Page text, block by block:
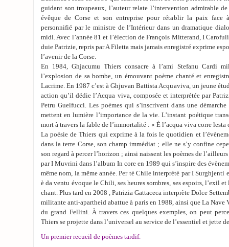
guidant son troupeaux, l’auteur relate l’intervention admirable
évêque de Corse et son entreprise pour rétablir la paix face
personnifié par le ministre de l’Intérieur dans un dramatique
midi. Avec l’année 81 et l’élection de François Mitterand, I
duie Patrizie, repris par A Filetta mais jamais enregistré exprime
l’avenir de la Corse.
En 1984, Ghjacumu Thiers consacre à l’ami Stefanu Cardi
l’explosion de sa bombe, un émouvant poème chanté et
Lacrime. En 1987 c’est à Ghjuvan Battista Acquaviva, un jeune
action qu’il dédie l’Acqua viva, composée et interprétée par
Petru Guelfucci. Les poèmes qui s’inscrivent dans une démarche
mettent en lumière l’importance de la vie. L’instant poétique
mort à travers la fable de l’immortalité : « È l’acqua viva corre lesta
La poésie de Thiers qui exprime à la fois le quotidien et
dans la terre Corse, son champ immédiat ; elle ne s’y confine
son regard à percer l’horizon ; ainsi naissent les poèmes de
par I Muvrini dans l’album In core en 1989 qui s’inspire des
même nom, la même année. Per tè Chile interprété par I Surghjenti
è da ventu évoque le Chili, ses heures sombres, ses espoirs, l’exil
chant. Plus tard en 2008 , Patrizia Gattaceca interprète Dolce
militante anti-apartheid abattue à paris en 1988, ainsi que La Nave
du grand Fellini. À travers ces quelques exemples, on peut
Thiers se projette dans l’universel au service de l’essentiel et jette
Un premier recueil de poèmes tardif.